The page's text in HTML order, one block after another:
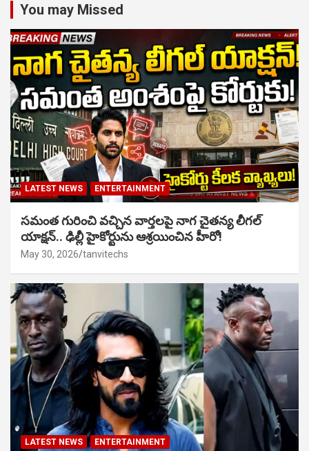
You may Missed
LATEST NEWS ENTERTAINMENT
సమంత గురించి వచ్చిన వార్తలపై నాగ చైతన్య లీగల్
యాక్షన్.. ఢిల్లీ హైకోర్టును ఆశ్రయించిన హీరో!
May 30, 2026 tanvitechs
LATEST NEWS ENTERTAINMENT